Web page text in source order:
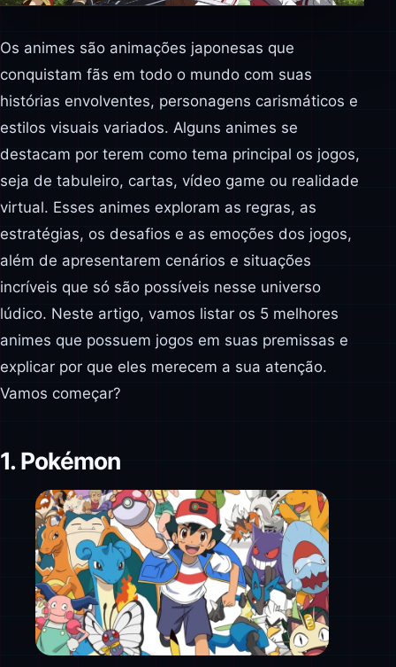
Os animes são animações japonesas que
conquistam fãs em todo o mundo com suas
histórias envolventes, personagens carismáticos e
estilos visuais variados. Alguns animes se
destacam por terem como tema principal os jogos,
seja de tabuleiro, cartas, vídeo game ou realidade
virtual. Esses animes exploram as regras, as
estratégias, os desafios e as emoções dos jogos,
além de apresentarem cenários e situações
incríveis que só são possíveis nesse universo
lúdico. Neste artigo, vamos listar os 5 melhores
animes que possuem jogos em suas premissas e
explicar por que eles merecem a sua atenção.
Vamos começar?
1. Pokémon